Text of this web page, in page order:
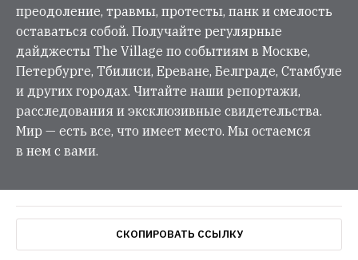
преодоление, травмы, протесты, панк и смелость
оставаться собой. Получайте регулярные
дайджесты The Village по событиям в Москве,
Петербурге, Тбилиси, Ереване, Белграде, Стамбуле
и других городах. Читайте наши репортажи,
расследования и эксклюзивные свидетельства.
Мир — есть все, что имеет место. Мы остаемся
в нем с вами.
СКОПИРОВАТЬ ССЫЛКУ